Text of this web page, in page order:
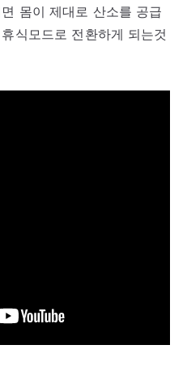
몸이 제대로 산소를 공급
식모드로 전환하게 되는것